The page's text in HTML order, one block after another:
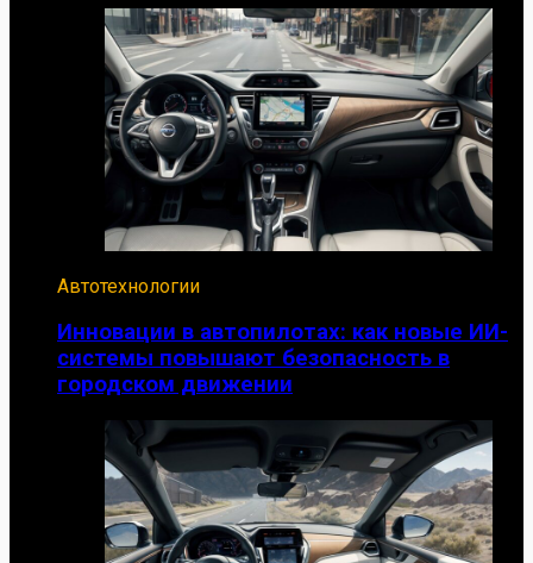
Автотехнологии
Инновации в автопилотах: как новые ИИ-
системы повышают безопасность в
городском движении